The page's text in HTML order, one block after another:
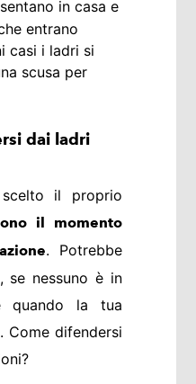
in casa e
entrano
casi i ladri si
scusa per
dai ladri
il proprio
il momento
. Potrebbe
se nessuno è in
quando la tua
Come difendersi